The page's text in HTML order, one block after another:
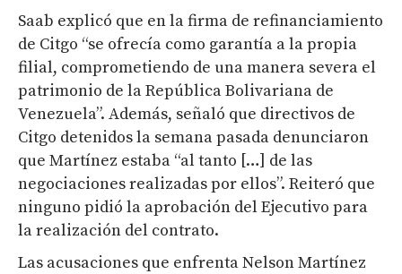
Saab explicó que en la firma de refinanciamiento
de Citgo “se ofrecía como garantía a la propia
filial, comprometiendo de una manera severa el
patrimonio de la República Bolivariana de
Venezuela”. Además, señaló que directivos de
Citgo detenidos la semana pasada denunciaron
que Martínez estaba “al tanto […] de las
negociaciones realizadas por ellos”. Reiteró que
ninguno pidió la aprobación del Ejecutivo para
la realización del contrato.
Las acusaciones que enfrenta Nelson Martínez